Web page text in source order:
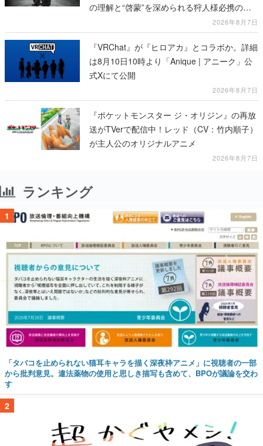
の理解と“啓蒙”を深められる狩人様必携の一
2026年8月7日
『VRChat』が『ヒロアカ』とコラボか。詳細
は8月10日10時より「Anique | アニーク」公
式Xにて公開
2026年8月7日
『ポケットモンスター ジ・オリジン』の再放
送がTVerで配信中！レッド（CV：竹内順子）
が主人公のオリジナルアニメ
2026年8月7日
ランキング
1
「タバコを止められない猫耳キャラを描く深夜枠アニメ」に視聴者の一部
から批判意見。違法薬物の使用と思しき描写も含めて、BPOが議論を交わ
す
2